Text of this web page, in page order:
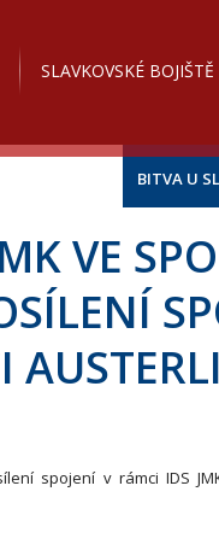
SLAVKOVSKÉ BOJIŠTĚ
BITVA U
VE
spojení v rámci IDS